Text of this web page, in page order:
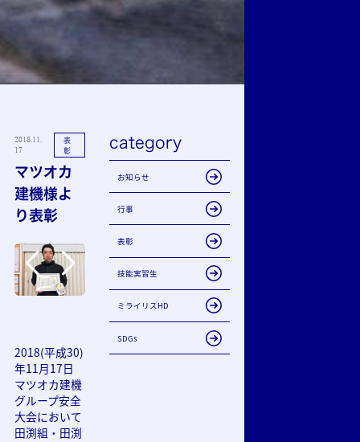
category
お知らせ
行事
表彰
技能実習生
ミライリスHD
SDGs
2018.11.
17
表
彰
マツオカ
建機様よ
り表彰
2018(平成30)
年11月17日
マツオカ建機
グループ安全
大会において
田渕組・田渕